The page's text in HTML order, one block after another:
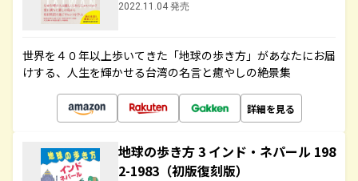
2022.11.04 発売
世界を４０年以上歩いてきた「地球の歩き方」があなたにお届
けする、人生を輝かせる台湾の名言と癒やしの絶景集
詳細を見る
地球の歩き方 3 インド・ネパール 198
2-1983（初版復刻版）